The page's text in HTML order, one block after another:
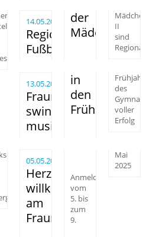
14.05.2025
Regionalfinale
Fußball
der
Mädchen
II
sind
13.05.2025
Fraunhofer
swingt
musikalisch
in
den
Frühling
des
voller
Erfolg
05.05.2025
Herzlich
willkommen
am
Fraunhofer!
Anmeldewoche
vom
5. bis
zum
9.
Mai
2025